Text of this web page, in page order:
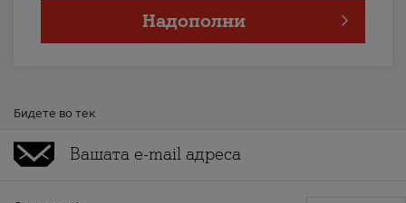
Надополни
Бидете во тек